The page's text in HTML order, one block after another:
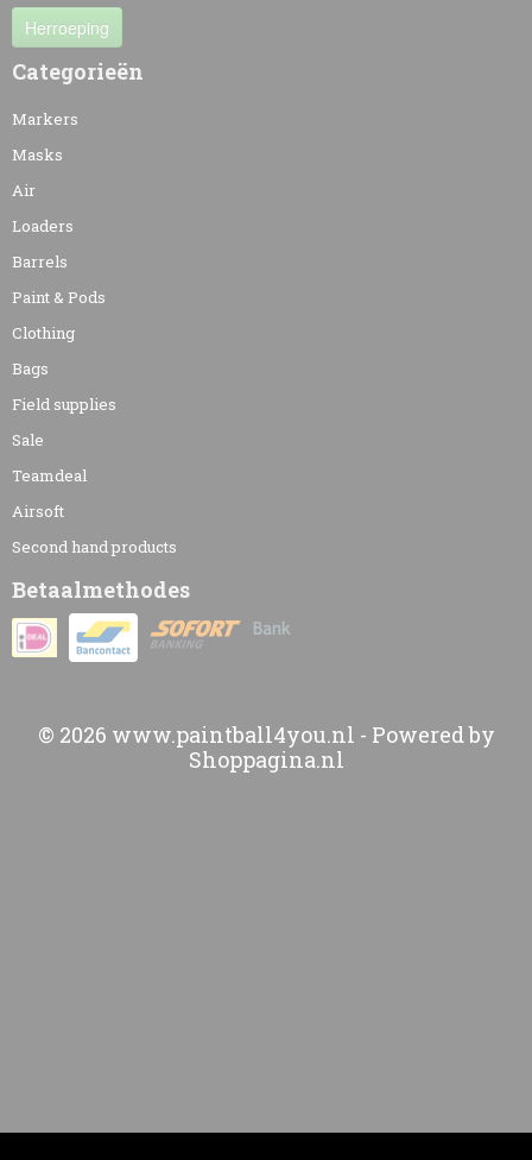
Herroeping
Categorieën
Markers
Masks
Air
Loaders
Barrels
Paint & Pods
Clothing
Bags
Field supplies
Sale
Teamdeal
Airsoft
Second hand products
Betaalmethodes
© 2026 www.paintball4you.nl - Powered by
Shoppagina.nl